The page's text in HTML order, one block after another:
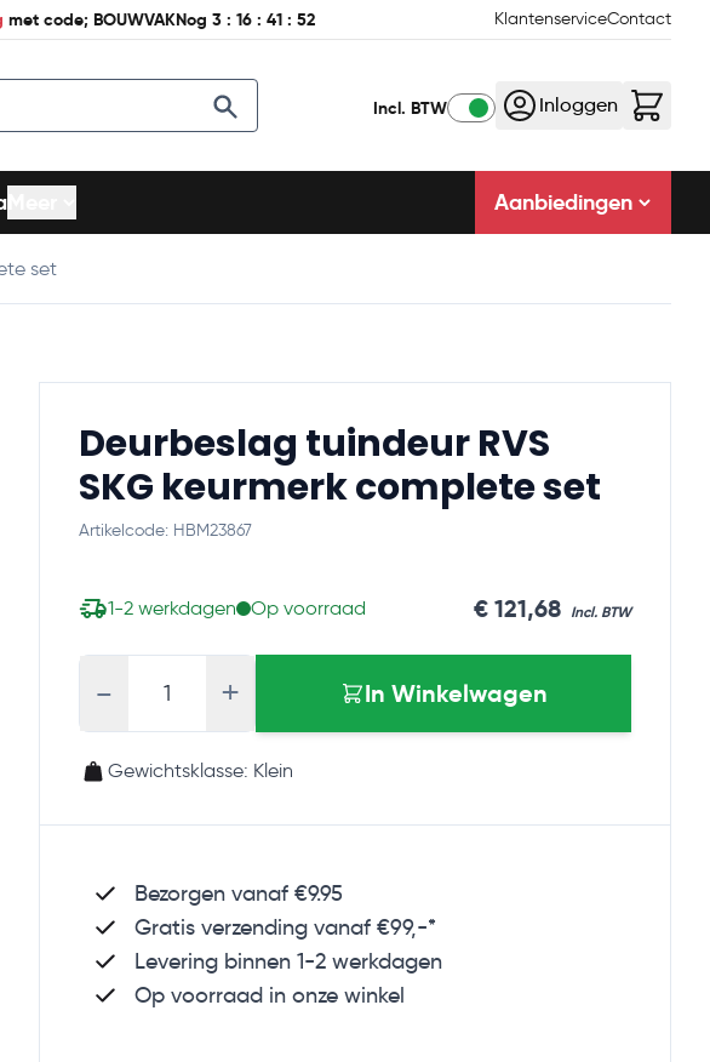
met code; BOUWVAKNog3 :16 :41 :51 KlantenserviceContact
Incl. BTW Inloggen
Aanbiedingen
set
Deurbeslag tuindeur RVS
SKG keurmerk complete set
Artikelcode: HBM23867
1-2 werkdagen Op voorraad € 121,68
- + In Winkelwagen
Gewichtsklasse: Klein
Bezorgen vanaf €9.95
Gratis verzending vanaf €99,-*
Levering binnen 1-2 werkdagen
Op voorraad in onze winkel